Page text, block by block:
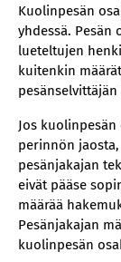
Kuolinpesän
yhdessä. Pesän
lueteltujen
kuitenkin
Jos
perinnön
pesänjakajan
eivät pääse
määrää
Pesänjakajan
kuolinpesän